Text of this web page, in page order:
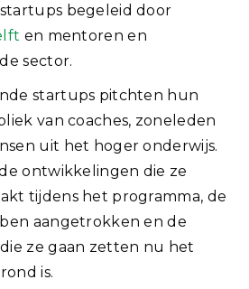
begeleid door
en mentoren en
sector.
startups pitchten hun
van coaches, zoneleden
uit het hoger onderwijs.
ontwikkelingen die ze
tijdens het programma, de
aangetrokken en de
ze gaan zetten nu het
is.